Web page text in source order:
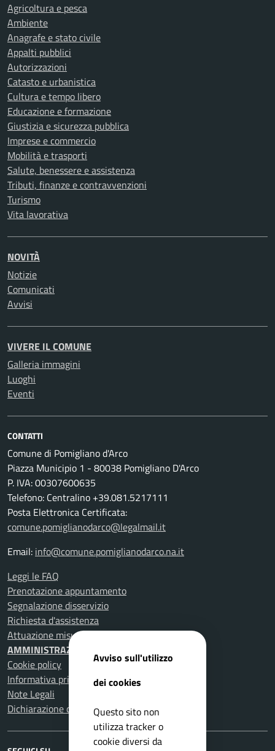
Agricoltura e pesca
Ambiente
Anagrafe e stato civile
Appalti pubblici
Autorizzazioni
Catasto e urbanistica
Cultura e tempo libero
Educazione e formazione
Giustizia e sicurezza pubblica
Imprese e commercio
Mobilità e trasporti
Salute, benessere e assistenza
Tributi, finanze e contravvenzioni
Turismo
Vita lavorativa
NOVITÀ
Notizie
Comunicati
Avvisi
VIVERE IL COMUNE
Galleria immagini
Luoghi
Eventi
CONTATTI
Comune di Pomigliano d'Arco
Piazza Municipio 1 - 80038 Pomigliano D'Arco
P. IVA: 00307600635
Telefono: Centralino +39.081.5217111
Posta Elettronica Certificata:
comune.pomiglianodarco@legalmail.it
Email: info@comune.pomiglianodarco.na.it
Leggi le FAQ
Prenotazione appuntamento
Segnalazione disservizio
Richiesta d'assistenza
Attuazione misure PNRR
AMMINISTRAZIONE TRASPARENTE
Cookie policy
Informativa privacy
Note Legali
Dichiarazione di accessibilità
Avviso sull'utilizzo
dei cookies
Questo sito non
utilizza tracker o
cookie diversi da